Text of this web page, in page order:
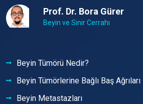
Prof. Dr. Bora Gürer
Beyin ve Sinir Cerrahı
Beyin Tümörü Nedir?
Beyin Tümörlerine Bağlı Baş Ağrıları
Beyin Metastazları